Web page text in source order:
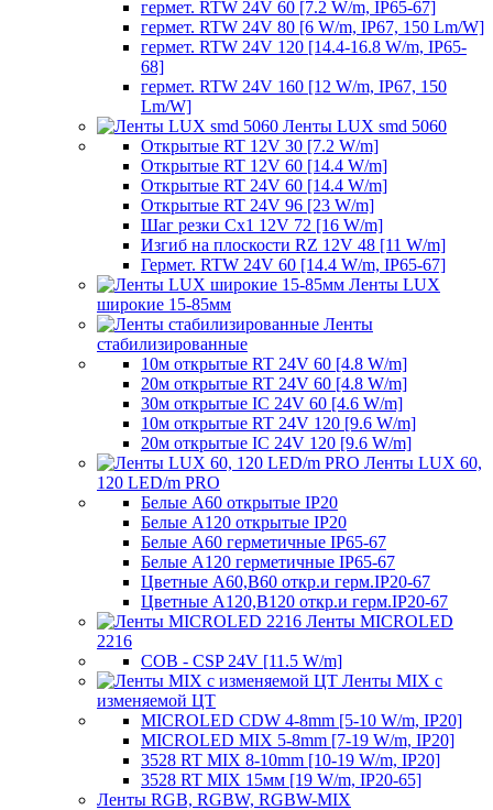
гермет. RTW 24V 60 [7.2 W/m, IP65-67]
гермет. RTW 24V 80 [6 W/m, IP67, 150 Lm/W]
гермет. RTW 24V 120 [14.4-16.8 W/m, IP65-
68]
гермет. RTW 24V 160 [12 W/m, IP67, 150
Lm/W]
Ленты LUX smd 5060
Открытые RT 12V 30 [7.2 W/m]
Открытые RT 12V 60 [14.4 W/m]
Открытые RT 24V 60 [14.4 W/m]
Открытые RT 24V 96 [23 W/m]
Шаг резки Cx1 12V 72 [16 W/m]
Изгиб на плоскости RZ 12V 48 [11 W/m]
Гермет. RTW 24V 60 [14.4 W/m, IP65-67]
Ленты LUX
широкие 15-85мм
Ленты
стабилизированные
10м открытые RT 24V 60 [4.8 W/m]
20м открытые RT 24V 60 [4.8 W/m]
30м открытые IC 24V 60 [4.6 W/m]
10м открытые RT 24V 120 [9.6 W/m]
20м открытые IC 24V 120 [9.6 W/m]
Ленты LUX 60,
120 LED/m PRO
Белые A60 открытые IP20
Белые A120 открытые IP20
Белые A60 герметичные IP65-67
Белые A120 герметичные IP65-67
Цветные A60,B60 откр.и герм.IP20-67
Цветные A120,B120 откр.и герм.IP20-67
Ленты MICROLED
2216
COB - CSP 24V [11.5 W/m]
Ленты MIX с
изменяемой ЦТ
MICROLED CDW 4-8mm [5-10 W/m, IP20]
MICROLED MIX 5-8mm [7-19 W/m, IP20]
3528 RT MIX 8-10mm [10-19 W/m, IP20]
3528 RT MIX 15мм [19 W/m, IP20-65]
Ленты RGB, RGBW, RGBW-MIX